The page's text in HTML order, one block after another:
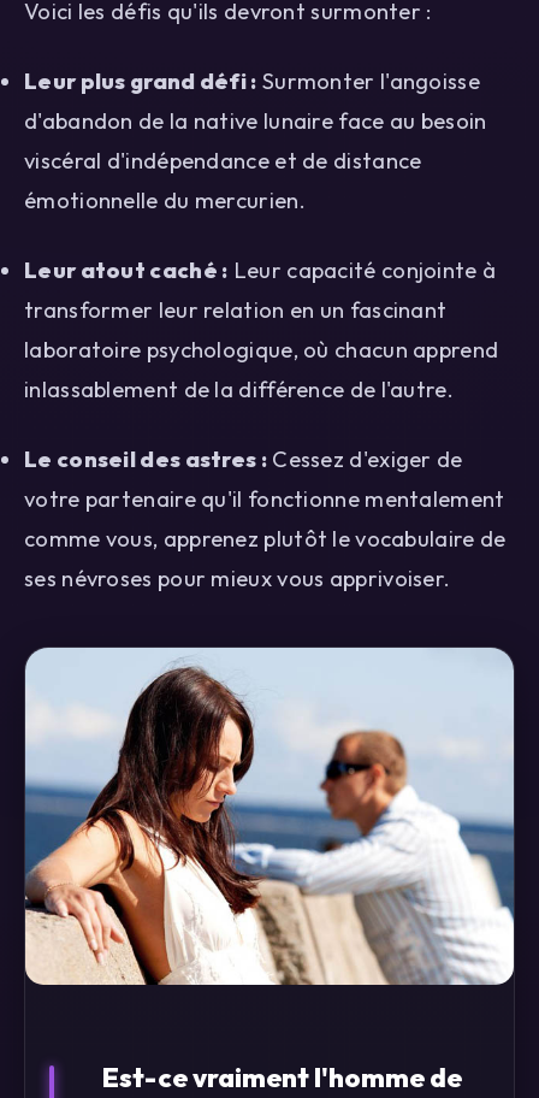
Voici les défis qu'ils devront surmonter :
Leur plus grand défi : Surmonter l'angoisse
d'abandon de la native lunaire face au besoin
viscéral d'indépendance et de distance
émotionnelle du mercurien.
Leur atout caché : Leur capacité conjointe à
transformer leur relation en un fascinant
laboratoire psychologique, où chacun apprend
inlassablement de la différence de l'autre.
Le conseil des astres :Cessez d'exiger de
votre partenaire qu'il fonctionne mentalement
comme vous, apprenez plutôt le vocabulaire de
ses névroses pour mieux vous apprivoiser.
Est-ce vraiment l'homme de